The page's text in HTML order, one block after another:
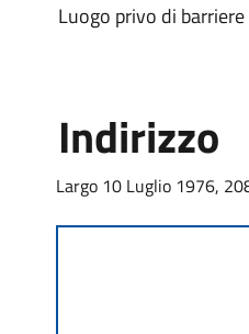
Luogo privo di
Indirizzo
Largo 10 Luglio 1976,